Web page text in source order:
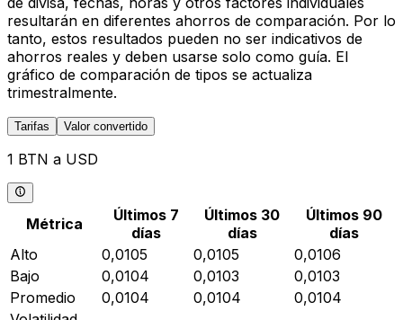
resultarán en diferentes ahorros de comparación. Por lo
tanto, estos resultados pueden no ser indicativos de
ahorros reales y deben usarse solo como guía. El
gráfico de comparación de tipos se actualiza
trimestralmente.
Tarifas Valor convertido
1 BTN a USD
Métrica
Últimos 7
días
Últimos 30
días
Últimos 90
días
Alto
0,0105 0,0105
0,0106
Bajo
0,0104 0,0103
0,0103
Promedio
0,0104 0,0104
0,0104